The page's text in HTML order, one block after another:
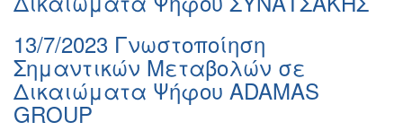
13/7/2023 Γνωστοποίηση
Σημαντικών Μεταβολών σε
Δικαιώματα Ψήφου ADAMAS
GROUP